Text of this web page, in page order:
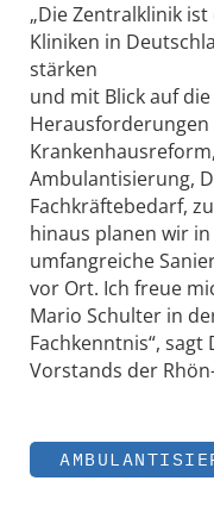
„Die Zentralklinik
Kliniken in
stärken
und mit Blick auf
Ambulantisierung,
Fachkräftebedarf,
hinaus planen wir
umfangreiche
vor Ort. Ich freue
Mario Schulter in
Fachkenntnis“,
Vorstands der